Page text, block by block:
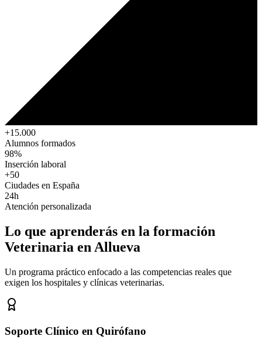
+15.000
Alumnos formados
98%
Inserción laboral
+50
Ciudades en España
24h
Atención personalizada
Lo que aprenderás en la formación
Veterinaria en Allueva
Un programa práctico enfocado a las competencias reales que
exigen los hospitales y clínicas veterinarias.
Soporte Clínico en Quirófano